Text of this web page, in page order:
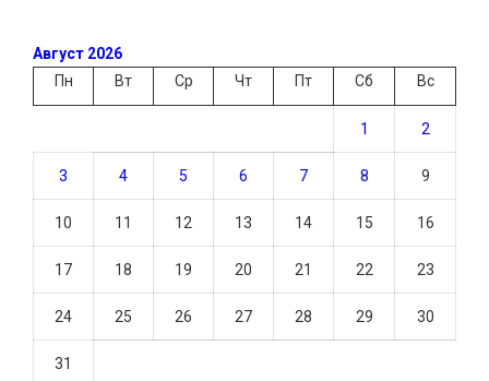
Август 2026
Пн
Вт Ср Чт Пт Сб Вс
1 2
3 4 5 6 7 8 9
10 11 12 13 14 15 16
17 18 19 20 21 22 23
24 25 26 27 28 29 30
31